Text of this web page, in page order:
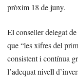
pròxim 18 de juny.
El conseller delegat
que “les xifres del
consistent i contínua
l’adequat nivell